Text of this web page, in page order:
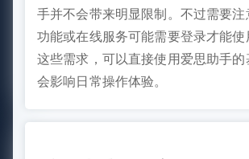
手并不会带来明显限制。不过需要注
功能或在线服务可能需要登录才能
这些需求，可以直接使用爱思助手的
会影响日常操作体验。